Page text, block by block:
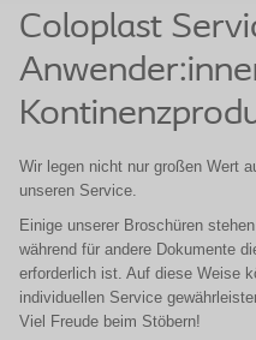
Coloplast
Wir legen nicht nur großen Wert
unseren Service.
Einige unserer Broschüren
während für andere Dokumente
erforderlich ist. Auf diese Weise
individuellen Service
Viel Freude beim Stöbern!